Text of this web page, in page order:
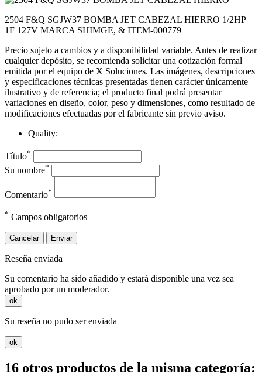
2504 F&Q SGJW37 BOMBA JET CABEZAL HIERRO 1/2HP
1F 127V MARCA SHIMGE, & ITEM-000779
Precio sujeto a cambios y a disponibilidad variable. Antes de realizar
cualquier depósito, se recomienda solicitar una cotización formal
emitida por el equipo de X Soluciones. Las imágenes, descripciones
y especificaciones técnicas presentadas tienen carácter únicamente
ilustrativo y de referencia; el producto final podrá presentar
variaciones en diseño, color, peso y dimensiones, como resultado de
modificaciones efectuadas por el fabricante sin previo aviso.
Quality:
Título*
Su nombre*
Comentario*
* Campos obligatorios
Cancelar Enviar
Reseña enviada
Su comentario ha sido añadido y estará disponible una vez sea
aprobado por un moderador.
ok
Su reseña no pudo ser enviada
ok
16 otros productos de la misma categoría: